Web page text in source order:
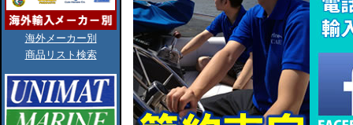
海外メーカー別
商品リスト検索